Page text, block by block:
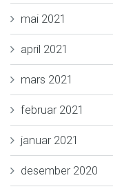
mai 2021
april 2021
mars 2021
februar 2021
januar 2021
desember 2020